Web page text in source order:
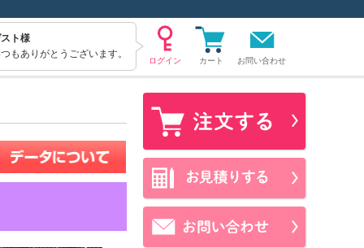
お問い合わせ
ト様
もありがとうございます。